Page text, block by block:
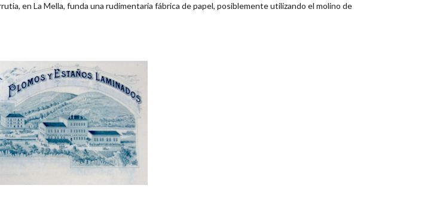
en La Mella, funda una rudimentaria fábrica de papel, posiblemente utilizando el molino de